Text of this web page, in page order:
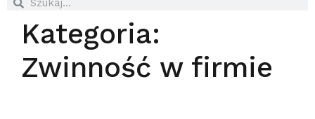
Kategoria:
Zwinność w firmie